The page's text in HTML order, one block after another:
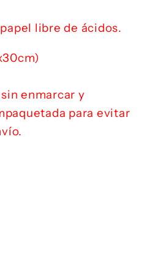
libre de ácidos.
enmarcar y
para evitar